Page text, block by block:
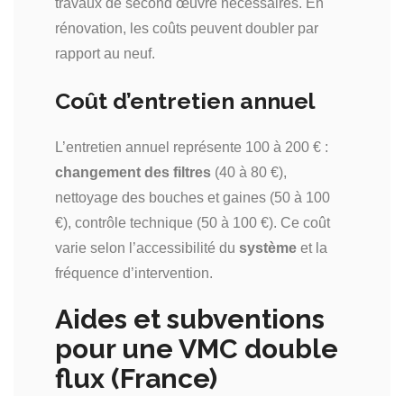
travaux de second œuvre nécessaires. En
rénovation, les coûts peuvent doubler par
rapport au neuf.
Coût d’entretien annuel
L’entretien annuel représente 100 à 200 € :
changement des filtres (40 à 80 €),
nettoyage des bouches et gaines (50 à 100
€), contrôle technique (50 à 100 €). Ce coût
varie selon l’accessibilité du système et la
fréquence d’intervention.
Aides et subventions
pour une VMC double
flux (France)